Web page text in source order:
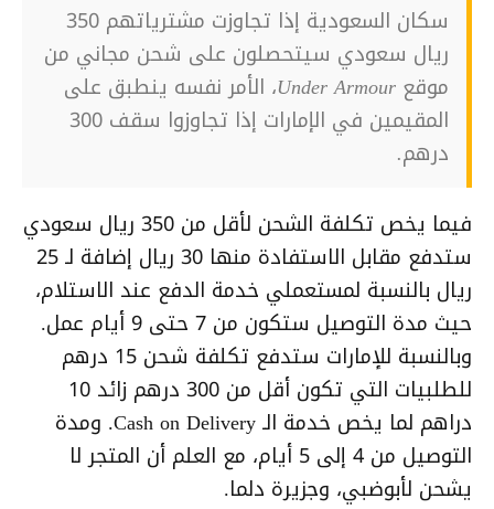
سكان السعودية إذا تجاوزت مشترياتهم 350
ريال سعودي سيتحصلون على شحن مجاني من
موقع Under Armour، الأمر نفسه ينطبق على
المقيمين في الإمارات إذا تجاوزوا سقف 300
درهم.
فيما يخص تكلفة الشحن لأقل من 350 ريال سعودي
ستدفع مقابل الاستفادة منها 30 ريال إضافة لـ 25
ريال بالنسبة لمستعملي خدمة الدفع عند الاستلام،
حيث مدة التوصيل ستكون من 7 حتى 9 أيام عمل.
وبالنسبة للإمارات ستدفع تكلفة شحن 15 درهم
للطلبيات التي تكون أقل من 300 درهم زائد 10
دراهم لما يخص خدمة الـ Cash on Delivery. ومدة
التوصيل من 4 إلى 5 أيام، مع العلم أن المتجر لا
يشحن لأبوضبي، وجزيرة دلما.